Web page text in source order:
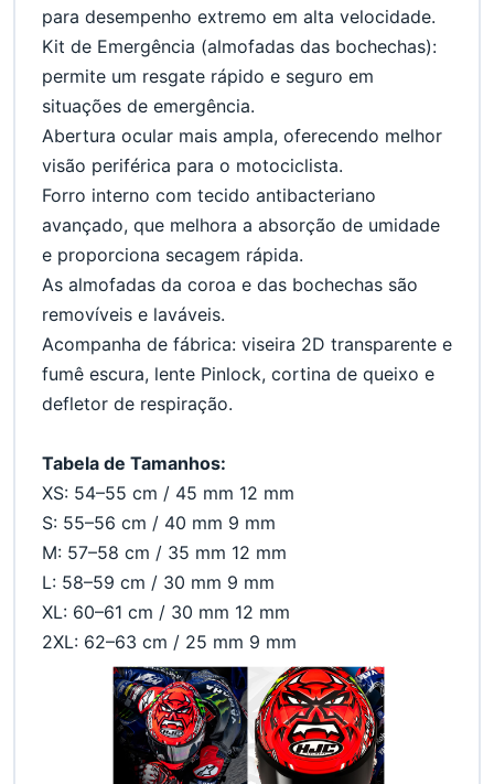
para desempenho extremo em alta velocidade.
Kit de Emergência (almofadas das bochechas):
permite um resgate rápido e seguro em
situações de emergência.
Abertura ocular mais ampla, oferecendo melhor
visão periférica para o motociclista.
Forro interno com tecido antibacteriano
avançado, que melhora a absorção de umidade
e proporciona secagem rápida.
As almofadas da coroa e das bochechas são
removíveis e laváveis.
Acompanha de fábrica: viseira 2D transparente e
fumê escura, lente Pinlock, cortina de queixo e
defletor de respiração.
Tabela de Tamanhos:
XS: 54–55 cm / 45 mm 12 mm
S: 55–56 cm / 40 mm 9 mm
M: 57–58 cm / 35 mm 12 mm
L: 58–59 cm / 30 mm 9 mm
XL: 60–61 cm / 30 mm 12 mm
2XL: 62–63 cm / 25 mm 9 mm